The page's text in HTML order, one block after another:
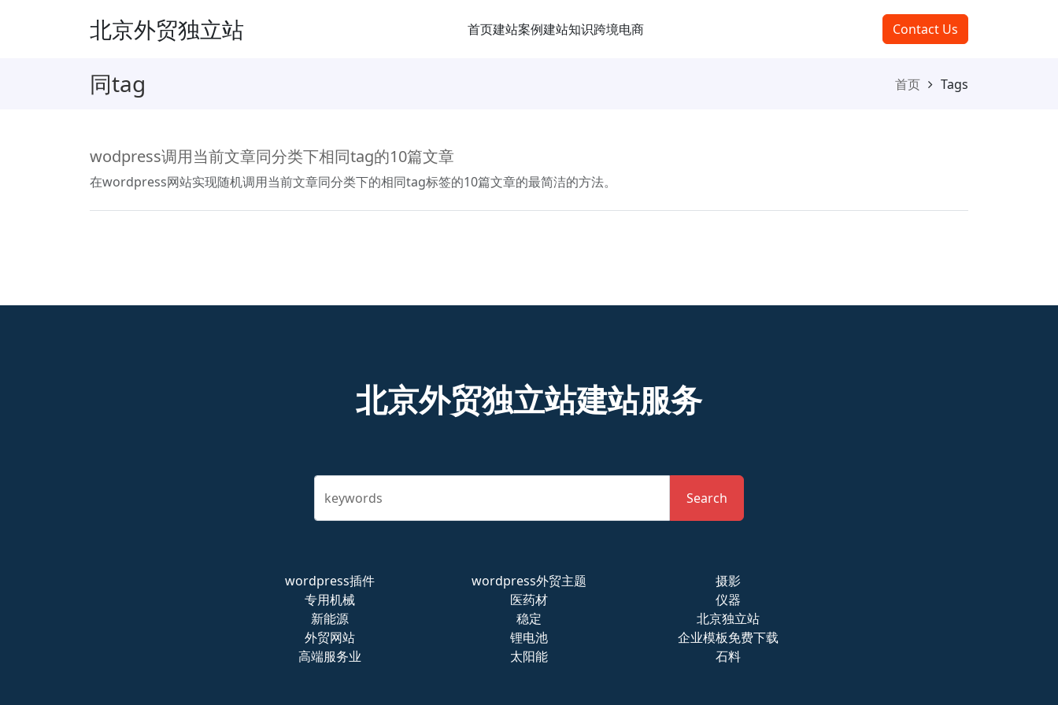
北京外贸独立站 首页建站案例建站知识跨境电商 Contact Us
同tag 首页 Tags
wodpress调用当前文章同分类下相同tag的10篇文章
在wordpress网站实现随机调用当前文章同分类下的相同tag标签的10篇文章的最简洁的方法。
北京外贸独立站建站服务
keywords Search
wordpress插件 wordpress外贸主题
摄影
专用机械
医药材
仪器
新能源
稳定
北京独立站
外贸网站
锂电池
企业模板免费下载
高端服务业
太阳能 石料